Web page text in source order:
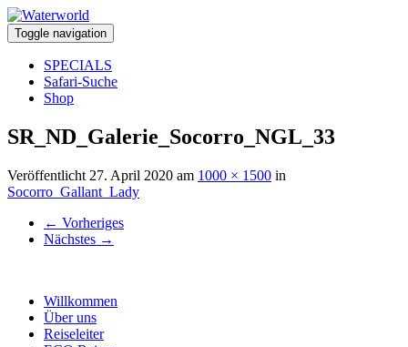
Toggle navigation
SPECIALS
Safari-Suche
Shop
SR_ND_Galerie_Socorro_NGL_33
Veröffentlicht 27. April 2020 am 1000 × 1500 in
Socorro_Gallant_Lady
← Vorheriges
Nächstes →
Willkommen
Über uns
Reiseleiter